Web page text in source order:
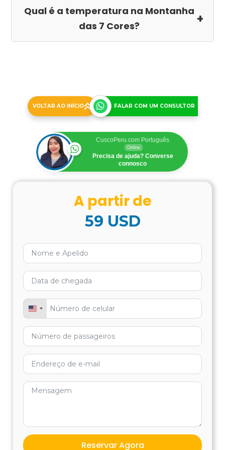
BBVA Banco
Continental
U$89.00
VISA -
MASTERCARD
Qual é a temperatura na Montanha
das 7 Cores?
VOLTAR AO INÍCIO FALAR COM UM CONSULTOR
CuscoPeru.com Português
Online
Precisa de ajuda? Converse
connosco
A partir de
59 USD
United States +1
Reservar Agora